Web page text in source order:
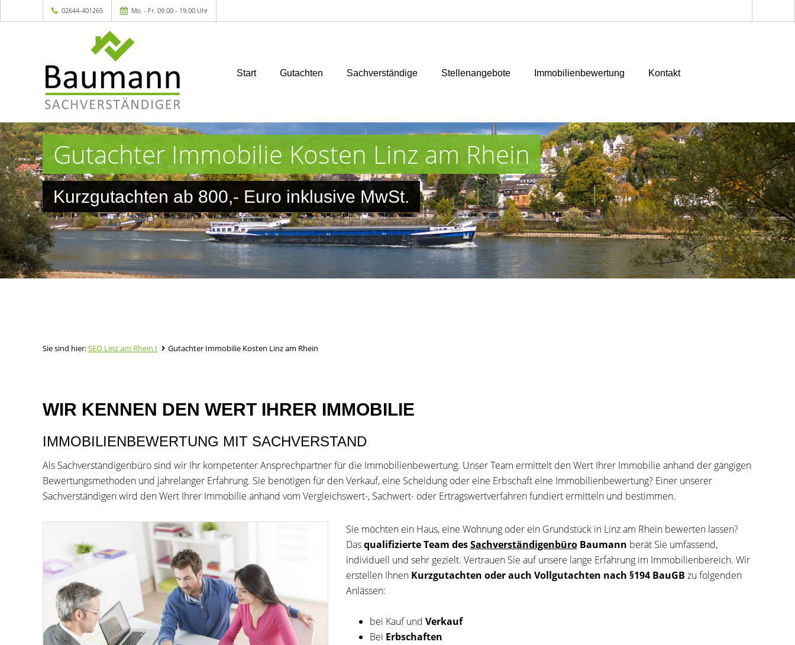
02644-401265 Mo. - Fr. 09.00 - 19.00 Uhr
Start Gutachten Sachverständige Stellenangebote Immobilienbewertung Kontakt
Gutachter Immobilie Kosten Linz am Rhein
Kurzgutachten ab 800,- Euro inklusive MwSt.
Sie sind hier:SEO Linz am Rhein I Gutachter Immobilie Kosten Linz am Rhein
WIR KENNEN DEN WERT IHRER IMMOBILIE
IMMOBILIENBEWERTUNG MIT SACHVERSTAND
Als Sachverständigenbüro sind wir Ihr kompetenter Ansprechpartner für die Immobilienbewertung. Unser Team ermittelt den Wert Ihrer Immobilie anhand der gängigen
Bewertungsmethoden und jahrelanger Erfahrung. Sie benötigen für den Verkauf, eine Scheidung oder eine Erbschaft eine Immobilienbewertung? Einer unserer
Sachverständigen wird den Wert Ihrer Immobilie anhand vom Vergleichswert-, Sachwert- oder Ertragswertverfahren fundiert ermitteln und bestimmen.
Sie möchten ein Haus, eine Wohnung oder ein Grundstück in Linz am Rhein bewerten lassen?
Dasqualifizierte Team desSachverständigenbüroBaumann berät Sie umfassend,
individuell und sehr gezielt. Vertrauen Sie auf unsere lange Erfahrung im Immobilienbereich. Wir
erstellen Ihnen Kurzgutachten oder auch Vollgutachten nach §194 BauGB zu folgenden
Anlässen:
bei Kauf und Verkauf
Bei Erbschaften